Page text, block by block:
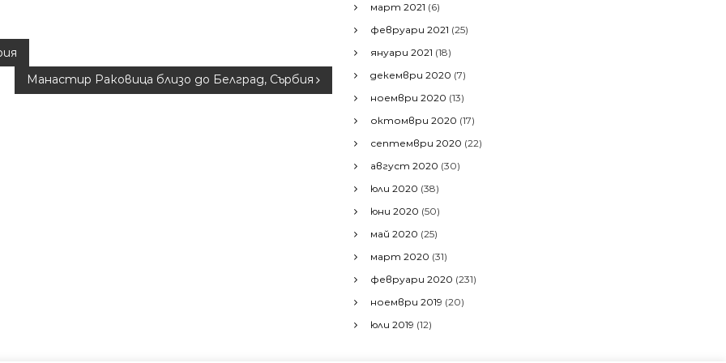
Манастир Раковица близо до Белград, Сърбия
март 2021 (6)
февруари 2021 (25)
януари 2021 (18)
декември 2020 (7)
ноември 2020 (13)
октомври 2020 (17)
септември 2020 (22)
август 2020 (30)
юли 2020 (38)
юни 2020 (50)
май 2020 (25)
март 2020 (31)
февруари 2020 (231)
ноември 2019 (20)
юли 2019 (12)